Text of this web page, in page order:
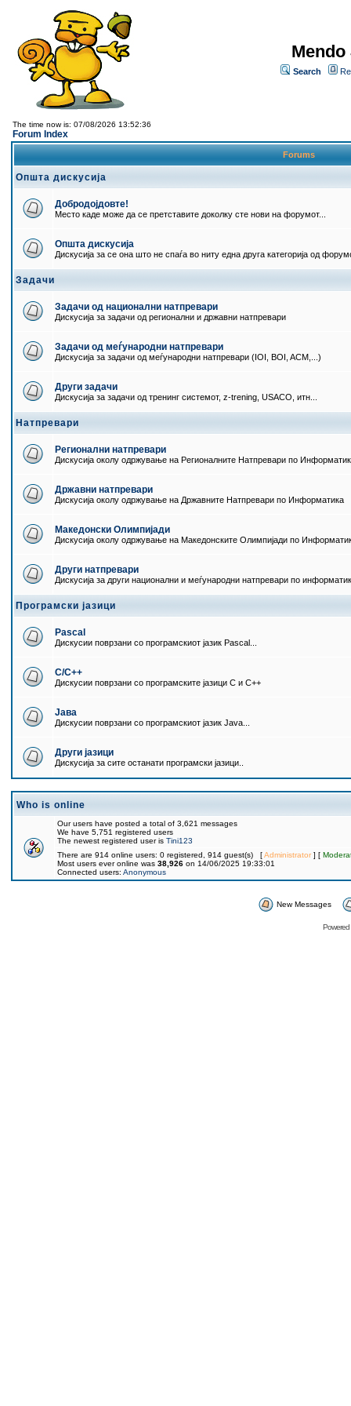
Search
The time now is: 07/08/2026 13:52:36
Forum Index
Forums
Општа дискусија
Добродојдовте!
Место каде може да се претставите доколку сте нови на форумот...
Општа дискусија
Дискусија за се она што не спаѓа во ниту една друга категорија од
Задачи
Задачи од национални натпревари
Дискусија за задачи од регионални и државни натпревари
Задачи од меѓународни натпревари
Дискусија за задачи од меѓународни натпревари (IOI, BOI, ACM,...)
Други задачи
Дискусија за задачи од тренинг системот, z-trening, USACO, итн...
Натпревари
Регионални натпревари
Дискусија околу одржување на Регионалните Натпревари по
Државни натпревари
Дискусија околу одржување на Државните Натпревари по Информатика
Македонски Олимпијади
Дискусија околу одржување на Македонските Олимпијади по
Други натпревари
Дискусија за други национални и меѓународни натпревари по
Програмски јазици
Pascal
Дискусии поврзани со програмскиот јазик Pascal...
C/C++
Дискусии поврзани со програмските јазици C и C++
Јава
Дискусии поврзани со програмскиот јазик Java...
Други јазици
Дискусија за сите останати програмски јазици..
Who is online
Our users have posted a total of 3,621 messages
We have 5,751 registered users
The newest registered user is Tini123
There are 914 online users: 0 registered, 914 guest(s) [Administrator] [
Most users ever online was 38,926 on 14/06/2025 19:33:01
Connected users: Anonymous
New Messages